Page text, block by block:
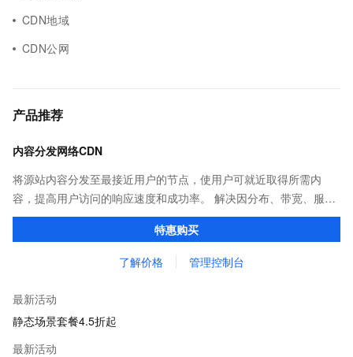
CDN地域
CDN公网
产品推荐
内容分发网络CDN
将源站内容分发至最接近用户的节点，使用户可就近取得所需内
容，提高用户访问的响应速度和成功率。 解决因分布、带宽、服务
器性能带来的访问延迟问题，适用于站点加速、点播、直播等场
特惠购买
了解价格 管理控制台
最新活动
静态场景套餐4.5折起
最新活动